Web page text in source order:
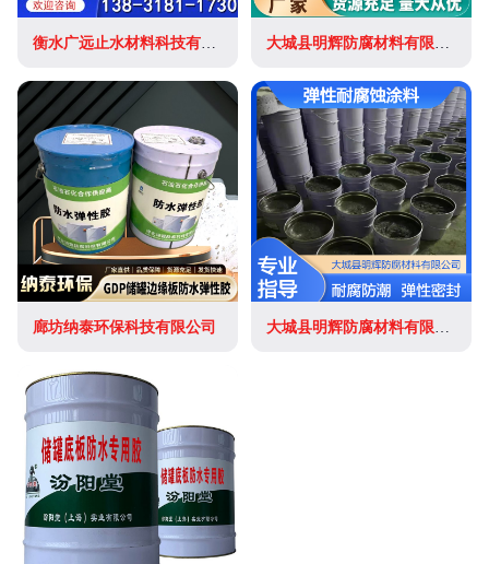
衡水广远止水材料科技有限公司 大城县明辉防腐材料有限公司
廊坊纳泰环保科技有限公司 大城县明辉防腐材料有限公司